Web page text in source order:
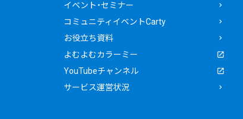
イベント・セミナー
コミュニティイベントCarty
お役立ち資料
よむよむカラーミー
YouTubeチャンネル
サービス運営状況